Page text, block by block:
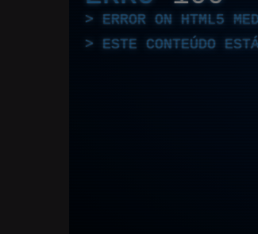
ERROR ON HTML5
ESTE CONTEÚDO